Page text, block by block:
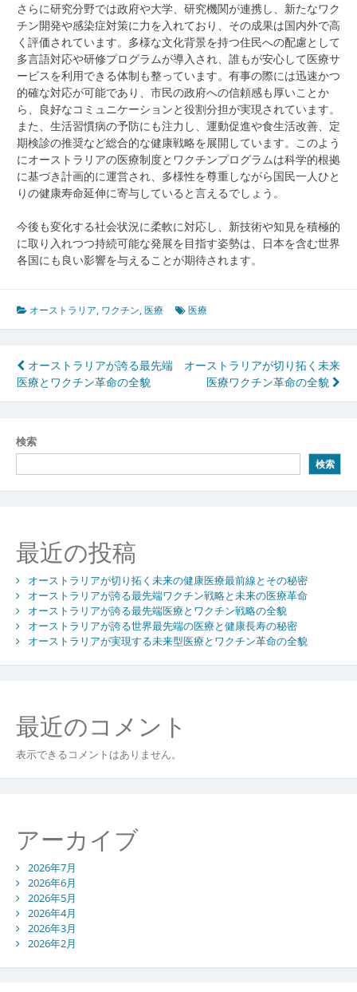
さらに研究分野では政府や大学、研究機関が連携し、新たなワク
チン開発や感染症対策に力を入れており、その成果は国内外で高
く評価されています。多様な文化背景を持つ住民への配慮として
多言語対応や研修プログラムが導入され、誰もが安心して医療サ
ービスを利用できる体制も整っています。有事の際には迅速かつ
的確な対応が可能であり、市民の政府への信頼感も厚いことか
ら、良好なコミュニケーションと役割分担が実現されています。
また、生活習慣病の予防にも注力し、運動促進や食生活改善、定
期検診の推奨など総合的な健康戦略を展開しています。このよう
にオーストラリアの医療制度とワクチンプログラムは科学的根拠
に基づき計画的に運営され、多様性を尊重しながら国民一人ひと
りの健康寿命延伸に寄与していると言えるでしょう。
今後も変化する社会状況に柔軟に対応し、新技術や知見を積極的
に取り入れつつ持続可能な発展を目指す姿勢は、日本を含む世界
各国にも良い影響を与えることが期待されます。
オーストラリア, ワクチン,医療 医療
投
稿
ビ
ゲ
ー
ョ
ン
オーストラリアが誇る最先端
医療とワクチン革命の全貌
オーストラリアが切り拓く未来
医療ワクチン革命の全貌
検索
検索
最近の投稿
オーストラリアが切り拓く未来の健康医療最前線とその秘密
オーストラリアが誇る最先端ワクチン戦略と未来の医療革命
オーストラリアが誇る最先端医療とワクチン戦略の全貌
オーストラリアが誇る世界最先端の医療と健康長寿の秘密
オーストラリアが実現する未来型医療とワクチン革命の全貌
最近のコメント
表示できるコメントはありません。
アーカイブ
2026年7月
2026年6月
2026年5月
2026年4月
2026年3月
2026年2月